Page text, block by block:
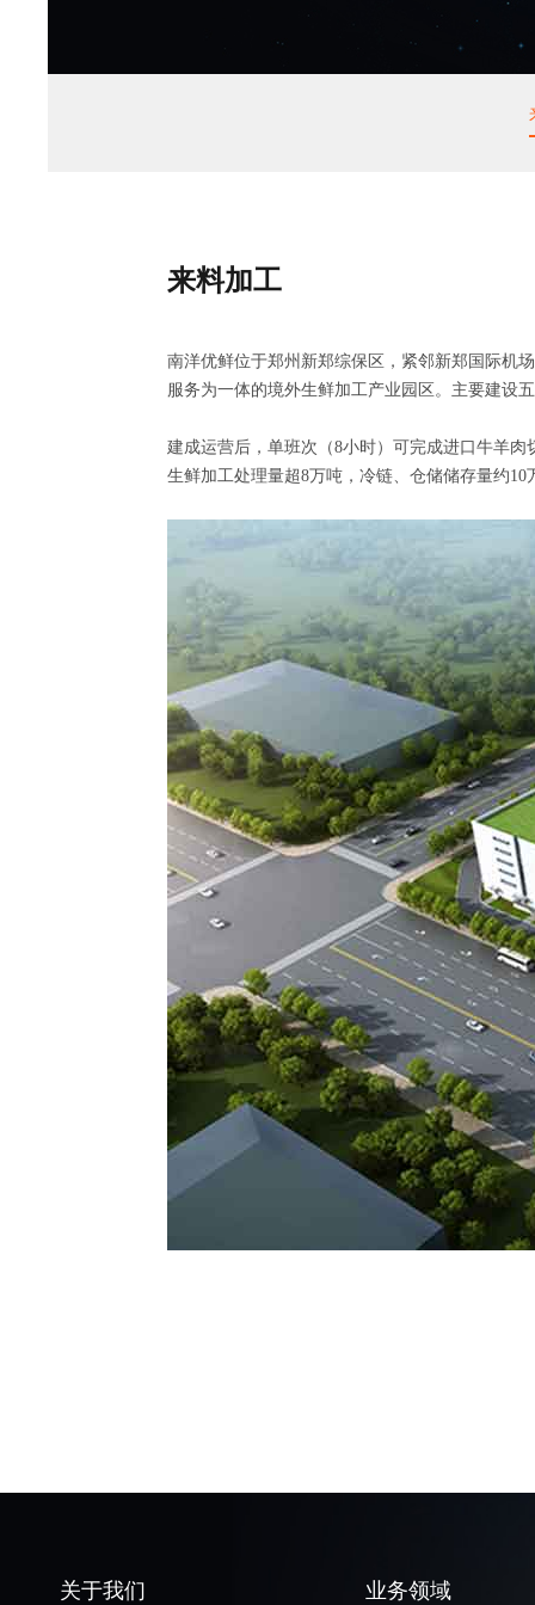
来料加工
南洋优鲜位于郑州新郑综保区，紧邻新郑国际机
服务为一体的境外生鲜加工产业园区。主要建设
建成运营后，单班次（8小时）可完成进口牛羊
生鲜加工处理量超8万吨，冷链、仓储储存量约
关于我们 业务领域